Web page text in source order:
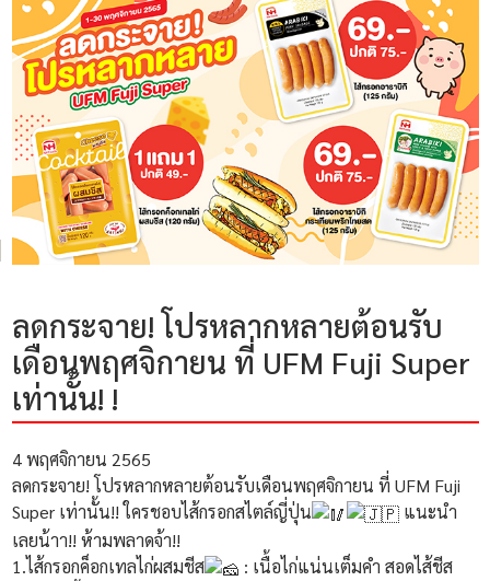
ลดกระจาย! โปรหลากหลายต้อนรับ
เดือนพฤศจิกายน ที่ UFM Fuji Super
เท่านั้น! !
4 พฤศจิกายน 2565
ลดกระจาย! โปรหลากหลายต้อนรับเดือนพฤศจิกายน ที่ UFM Fuji
Super เท่านั้น!! ใครชอบไส้กรอกสไตล์ญี่ปุ่น
แนะนำ
เลยน้าา!! ห้ามพลาดจ้า!!
1.ไส้กรอกค็อกเทลไก่ผสมชีส
: เนื้อไก่แน่นเต็มคำ สอดไส้ชีส